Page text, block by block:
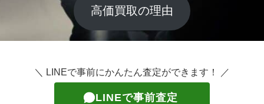
高価買取の理由
＼ LINEで事前にかんたん査定ができます！ ／
LINEで事前査定